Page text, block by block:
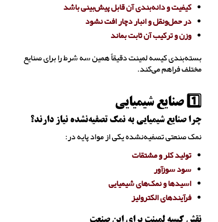
کیفیت و دانه‌بندی آن قابل پیش‌بینی باشد
در حمل‌ونقل و انبار دچار افت نشود
وزن و ترکیب آن ثابت بماند
بسته‌بندی کیسه لمینت دقیقاً همین سه شرط را برای صنایع
مختلف فراهم می‌کند.
1️⃣ صنایع شیمیایی
چرا صنایع شیمیایی به نمک تصفیه‌نشده نیاز دارند؟
نمک صنعتی تصفیه‌نشده یکی از مواد پایه در:
تولید کلر و مشتقات
سود سوزآور
اسیدها و نمک‌های شیمیایی
فرآیندهای الکترولیز
نقش کیسه لمینت برای این صنعت